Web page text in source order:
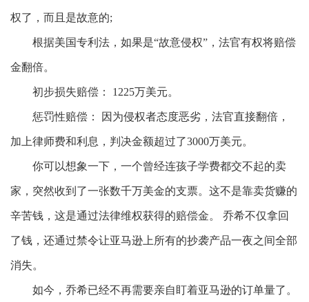
权了，而且是故意的;
根据美国专利法，如果是“故意侵权”，法官有权将赔偿
金翻倍。
初步损失赔偿： 1225万美元。
惩罚性赔偿： 因为侵权者态度恶劣，法官直接翻倍，
加上律师费和利息，判决金额超过了3000万美元。
你可以想象一下，一个曾经连孩子学费都交不起的卖
家，突然收到了一张数千万美金的支票。 这不是靠卖货赚的
辛苦钱，这是通过法律维权获得的赔偿金。 乔希不仅拿回
了钱，还通过禁令让亚马逊上所有的抄袭产品一夜之间全部
消失。
如今，乔希已经不再需要亲自盯着亚马逊的订单量了。